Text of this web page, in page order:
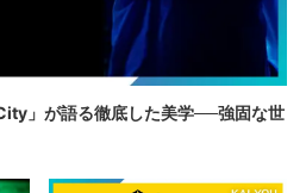
」が語る徹底した美学──強固な世